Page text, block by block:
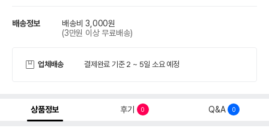
배송정보
배송비 3,000원
(3만원 이상 무료배송)
업체배송 결제완료 기준 2 ~ 5일 소요 예정
상품정보 후기 0 Q&A 0